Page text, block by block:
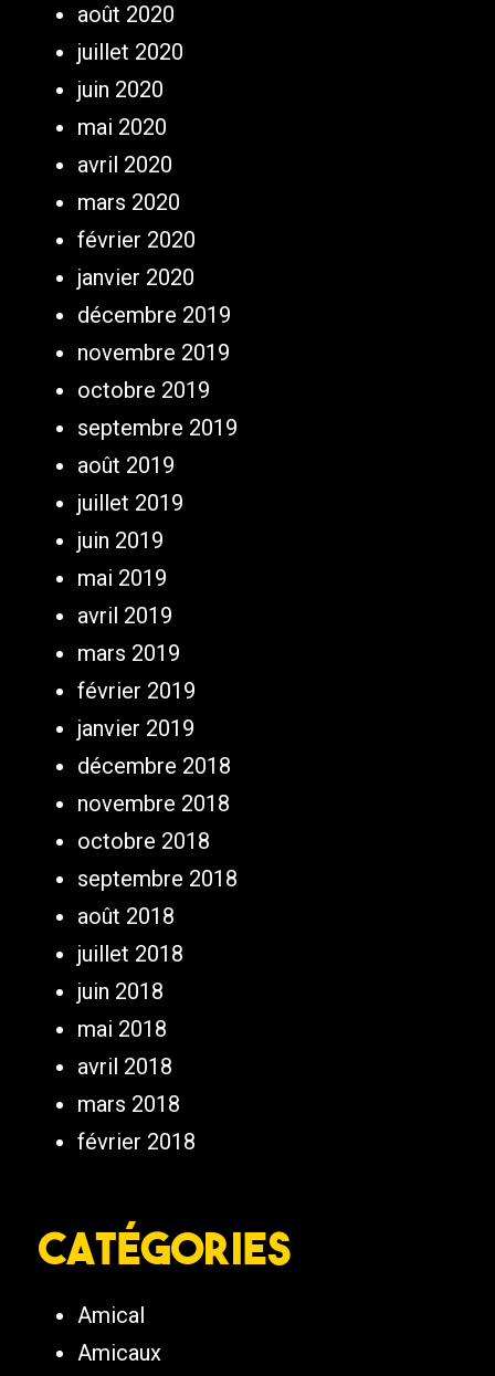
août 2020
juillet 2020
juin 2020
mai 2020
avril 2020
mars 2020
février 2020
janvier 2020
décembre 2019
novembre 2019
octobre 2019
septembre 2019
août 2019
juillet 2019
juin 2019
mai 2019
avril 2019
mars 2019
février 2019
janvier 2019
décembre 2018
novembre 2018
octobre 2018
septembre 2018
août 2018
juillet 2018
juin 2018
mai 2018
avril 2018
mars 2018
février 2018
Catégories
Amical
Amicaux